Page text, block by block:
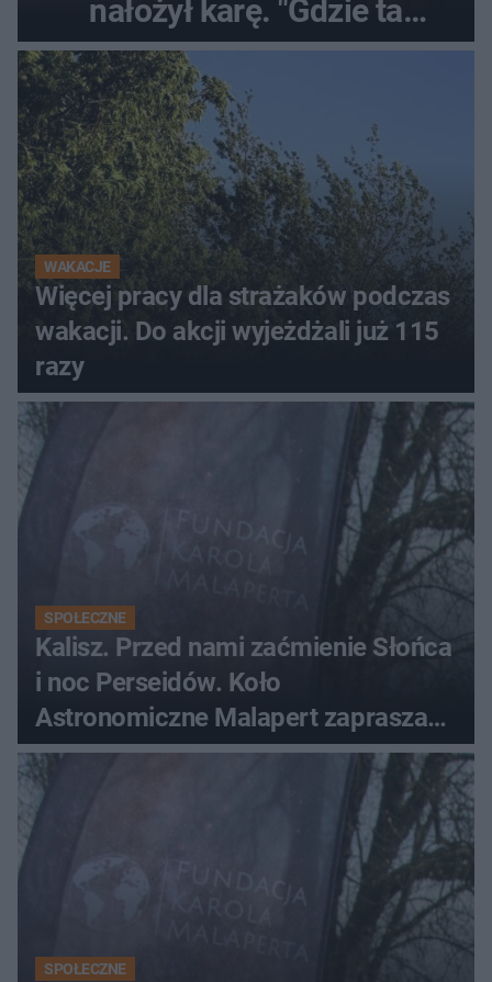
nałożył karę. "Gdzie ta
tolerancja?"
WAKACJE
Więcej pracy dla strażaków podczas
wakacji. Do akcji wyjeżdżali już 115
razy
SPOŁECZNE
Kalisz. Przed nami zaćmienie Słońca
i noc Perseidów. Koło
Astronomiczne Malapert zaprasza
na wspólne obserwacje
SPOŁECZNE